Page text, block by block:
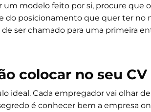
um modelo feito por si, procure que
do posicionamento que quer ter no
ser chamado para uma primeira
colocar no seu CV
ideal. Cada empregador vai olhar
é conhecer bem a empresa